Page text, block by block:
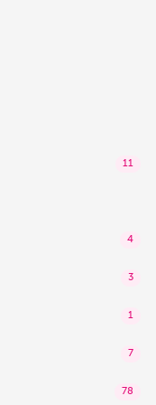
11
4
3
1
7
78